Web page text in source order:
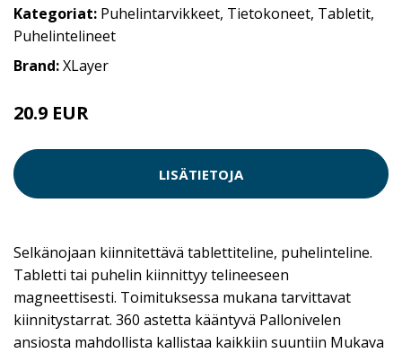
Kategoriat: Puhelintarvikkeet, Tietokoneet, Tabletit,
Puhelintelineet
Brand:XLayer
20.9 EUR
LISÄTIETOJA
Selkänojaan kiinnitettävä tablettiteline, puhelinteline.
Tabletti tai puhelin kiinnittyy telineeseen
magneettisesti. Toimituksessa mukana tarvittavat
kiinnitystarrat. 360 astetta kääntyvä Pallonivelen
ansiosta mahdollista kallistaa kaikkiin suuntiin Mukava